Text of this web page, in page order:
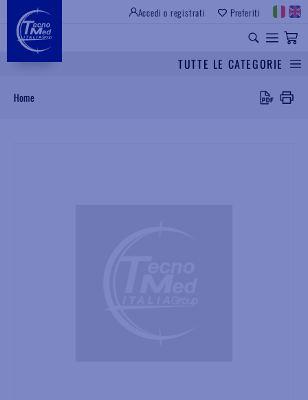
Accedi o registrati Preferiti
TUTTE LE CATEGORIE
Home